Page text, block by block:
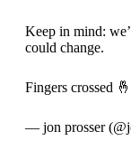
Keep in mind:
could change.
Fingers crossed 🤞
— jon prosser